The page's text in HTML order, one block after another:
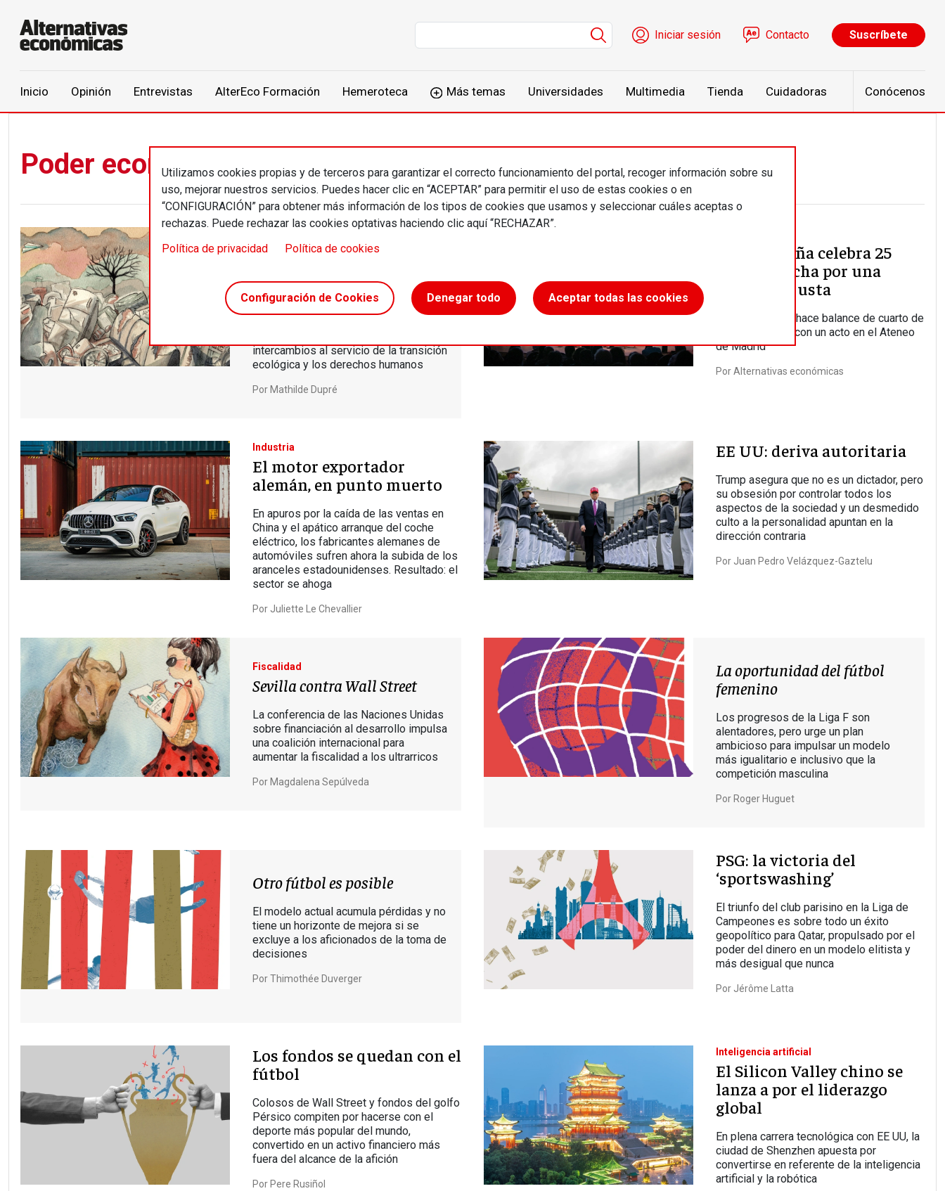
Menú de cuenta de usuario
Iniciar sesión Contacto Suscríbete
Inicio Opinión Entrevistas AlterEco Formación Hemeroteca Más temas Universidades Multimedia Tienda Cuidadoras Conócenos
Utilizamos cookies propias y de terceros para garantizar el correcto funcionamiento del portal, recoger información sobre su
uso, mejorar nuestros servicios. Puedes hacer clic en “ACEPTAR” para permitir el uso de estas cookies o en
“CONFIGURACIÓN” para obtener más información de los tipos de cookies que usamos y seleccionar cuáles aceptas o
rechazas. Puede rechazar las cookies optativas haciendo clic aquí “RECHAZAR”.
Política de privacidad
Política de cookies
Configuración de Cookies Denegar todo Aceptar todas las cookies
Poder económico
Comercio
manual de instrucciones
intercambios al servicio de la transición
ecológica y los derechos humanos
Por Mathilde Dupré
Attac España celebra 25
años de lucha por una
economía justa
La organización hace balance de cuarto de
siglo de trabajo con un acto en el Ateneo
de Madrid
PorAlternativas económicas
Industria
El motor exportador
alemán, en punto muerto
En apuros por la caída de las ventas en
China y el apático arranque del coche
eléctrico, los fabricantes alemanes de
automóviles sufren ahora la subida de los
aranceles estadounidenses. Resultado: el
sector se ahoga
Por Juliette Le Chevallier
EE UU: deriva autoritaria
Trump asegura que no es un dictador, pero
su obsesión por controlar todos los
aspectos de la sociedad y un desmedido
culto a la personalidad apuntan en la
dirección contraria
Por Juan Pedro Velázquez-Gaztelu
Fiscalidad
Sevilla contra Wall Street
La conferencia de las Naciones Unidas
sobre financiación al desarrollo impulsa
una coalición internacional para
aumentar la fiscalidad a los ultrarricos
Por Magdalena Sepúlveda
La oportunidad del fútbol
femenino
Los progresos de la Liga F son
alentadores, pero urge un plan
ambicioso para impulsar un modelo
más igualitario e inclusivo que la
competición masculina
Por Roger Huguet
Otro fútbol es posible
El modelo actual acumula pérdidas y no
tiene un horizonte de mejora si se
excluye a los aficionados de la toma de
decisiones
PorThimothée Duverger
PSG: la victoria del
‘sportswashing’
El triunfo del club parisino en la Liga de
Campeones es sobre todo un éxito
geopolítico para Qatar, propulsado por el
poder del dinero en un modelo elitista y
más desigual que nunca
Por Jérôme Latta
Los fondos se quedan con el
fútbol
Colosos de Wall Street y fondos del golfo
Pérsico compiten por hacerse con el
deporte más popular del mundo,
convertido en un activo financiero más
fuera del alcance de la afición
Por Pere Rusiñol
Inteligencia artificial
El Silicon Valley chino se
lanza a por el liderazgo
global
En plena carrera tecnológica con EE UU, la
ciudad de Shenzhen apuesta por
convertirse en referente de la inteligencia
artificial y la robótica